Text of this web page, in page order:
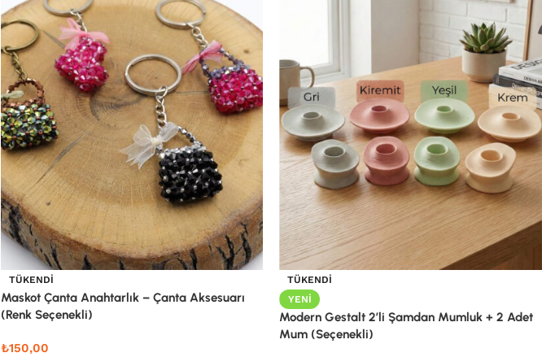
TÜKENDI
Maskot Çanta Anahtarlık – Çanta Aksesuarı
(Renk Seçenekli)
₺150,00
TÜKENDI
YENI
Modern Gestalt 2’li Şamdan Mumluk + 2 Adet
Mum (Seçenekli)